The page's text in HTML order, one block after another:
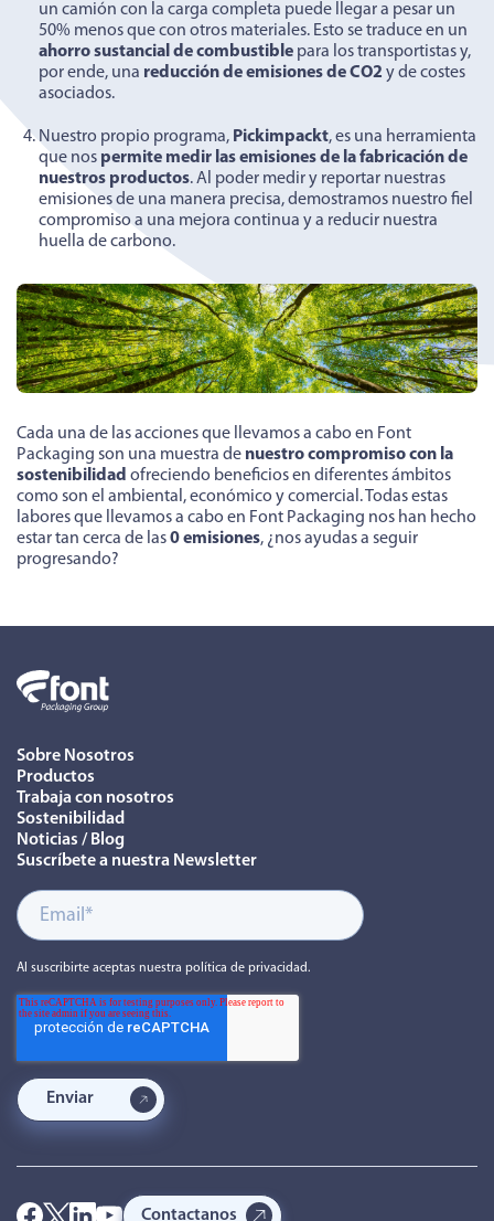
un camión con la carga completa puede llegar a pesar un
50% menos que con otros materiales. Esto se traduce en un
ahorro sustancial de combustible para los transportistas y,
por ende, una reducción de emisiones de CO2 y de costes
asociados.
Nuestro propio programa, Pickimpackt, es una herramienta
que nos permite medir las emisiones de la fabricación de
nuestros productos. Al poder medir y reportar nuestras
emisiones de una manera precisa, demostramos nuestro fiel
compromiso a una mejora continua y a reducir nuestra
huella de carbono.
Cada una de las acciones que llevamos a cabo en Font
Packaging son una muestra de nuestro compromiso con la
sostenibilidad ofreciendo beneficios en diferentes ámbitos
como son el ambiental, económico y comercial. Todas estas
labores que llevamos a cabo en Font Packaging nos han hecho
estar tan cerca de las0 emisiones, ¿nos ayudas a seguir
progresando?
Sobre Nosotros
Productos
Trabaja con nosotros
Sostenibilidad
Noticias / Blog
Suscríbete a nuestra Newsletter
Al suscribirte aceptas nuestra política de privacidad.
Contactanos